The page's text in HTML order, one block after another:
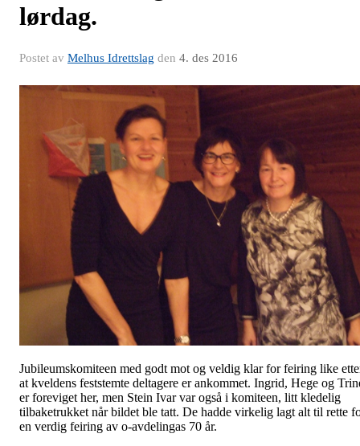
lørdag.
Postet av Melhus Idrettslag den 4. des 2016
Jubileumskomiteen med godt mot og veldig klar for feiring like
at kveldens feststemte deltagere er ankommet. Ingrid, Hege og
er foreviget her, men Stein Ivar var også i komiteen, litt kledelig
tilbaketrukket når bildet ble tatt. De hadde virkelig lagt alt til rette
en verdig feiring av o-avdelingas 70 år.